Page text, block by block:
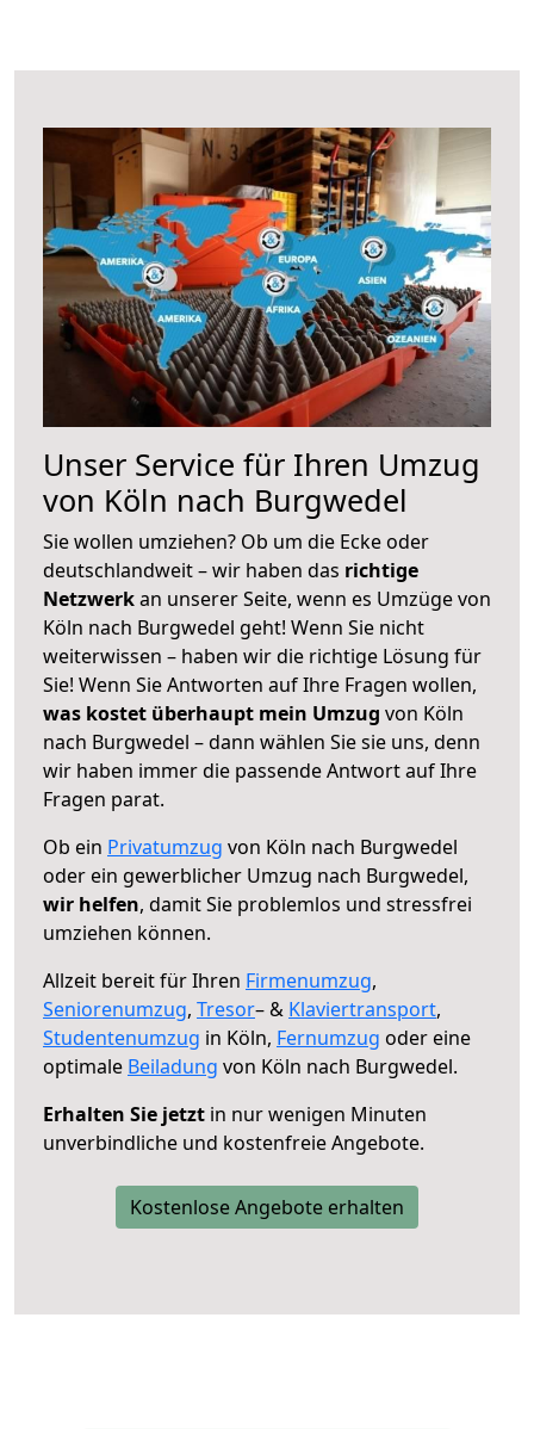
Unser Service für Ihren Umzug
von Köln nach Burgwedel
Sie wollen umziehen? Ob um die Ecke oder
deutschlandweit – wir haben das richtige
Netzwerkan unserer Seite, wenn es Umzüge von
Köln nach Burgwedel geht! Wenn Sie nicht
weiterwissen – haben wir die richtige Lösung für
Sie! Wenn Sie Antworten auf Ihre Fragen wollen,
was kostet überhaupt mein Umzug von Köln
nach Burgwedel – dann wählen Sie sie uns, denn
wir haben immer die passende Antwort auf Ihre
Fragen parat.
Ob ein Privatumzug von Köln nach Burgwedel
oder ein gewerblicher Umzug nach Burgwedel,
wir helfen, damit Sie problemlos und stressfrei
umziehen können.
Allzeit bereit für Ihren Firmenumzug,
Seniorenumzug, Tresor– & Klaviertransport,
Studentenumzug in Köln, Fernumzug oder eine
optimale Beiladung von Köln nach Burgwedel.
Erhalten Sie jetzt in nur wenigen Minuten
unverbindliche und kostenfreie Angebote.
Kostenlose Angebote erhalten